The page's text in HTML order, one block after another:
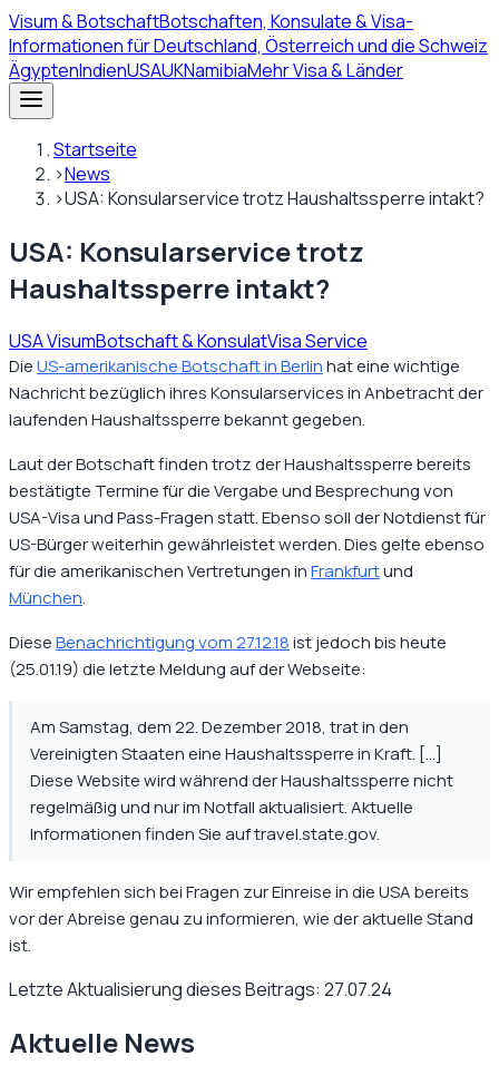
Visum& BotschaftBotschaften, Konsulate & Visa-
Informationen für Deutschland, Österreich und die Schweiz
ÄgyptenIndienUSAUKNamibiaMehr Visa & Länder
Startseite
›News
›USA: Konsularservice trotz Haushaltssperre intakt?
USA: Konsularservice trotz
Haushaltssperre intakt?
USA VisumBotschaft & KonsulatVisa Service
DieUS-amerikanische Botschaft in Berlinhat eine wichtige
Nachricht bezüglich ihres Konsularservices in Anbetracht der
laufenden Haushaltssperre bekannt gegeben.
Laut der Botschaft finden trotz der Haushaltssperre bereits
bestätigte Termine für die Vergabe und Besprechung von
USA-Visa und Pass-Fragen statt. Ebenso soll der Notdienst für
US-Bürger weiterhin gewährleistet werden. Dies gelte ebenso
für die amerikanischen Vertretungen inFrankfurtund
München.
DieseBenachrichtigung vom 27.12.18ist jedoch bis heute
(25.01.19) die letzte Meldung auf der Webseite:
Am Samstag, dem 22. Dezember 2018, trat in den
Vereinigten Staaten eine Haushaltssperre in Kraft. [...]
Diese Website wird während der Haushaltssperre nicht
regelmäßig und nur im Notfall aktualisiert. Aktuelle
Informationen finden Sie auf travel.state.gov.
Wir empfehlen sich bei Fragen zur Einreise in die USA bereits
vor der Abreise genau zu informieren, wie der aktuelle Stand
ist.
Letzte Aktualisierung dieses Beitrags: 27.07.24
Aktuelle News